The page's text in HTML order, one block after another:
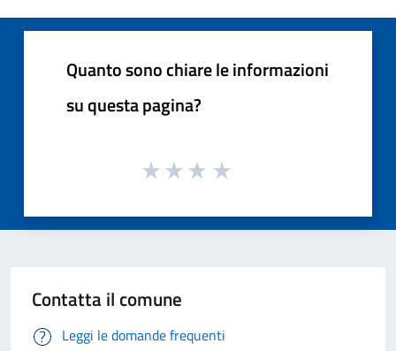
Quanto sono chiare le informazioni
su questa pagina?
Contatta il comune
Leggi le domande frequenti